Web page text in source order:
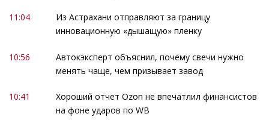
11:04
Из Астрахани отправляют за границу
инновационную «дышащую» пленку
10:56
Автокэксперт объяснил, почему свечи нужно
менять чаще, чем призывает завод
10:41
Хороший отчет Ozon не впечатлил финансистов
на фоне ударов по WB